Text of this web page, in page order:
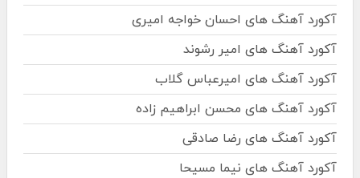
آکورد آهنگ های احسان خواجه امیری
آکورد آهنگ های امیر رشوند
آکورد آهنگ های امیرعباس گلاب
آکورد آهنگ های محسن ابراهیم زاده
آکورد آهنگ های رضا صادقی
آکورد آهنگ های نیما مسیحا